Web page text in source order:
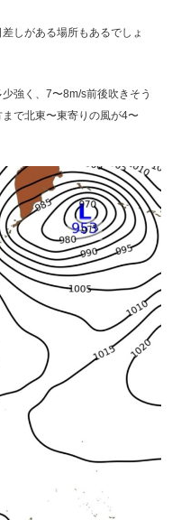
採用情報
しがある場所もあるでしょ
強く、7〜8m/s前後吹きそう
で北東〜東寄りの風が4〜